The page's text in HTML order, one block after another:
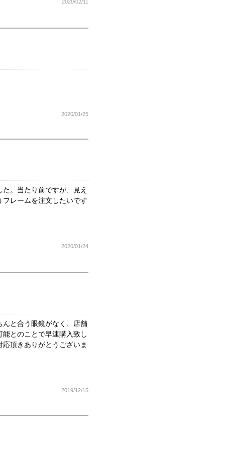
2020/02/11
2020/01/25
。当たり前ですが、見え
レームを注文したいです
2020/01/24
と合う眼鏡がなく、店舗
とのことで早速購入致し
頂きありがとうございま
2019/12/15